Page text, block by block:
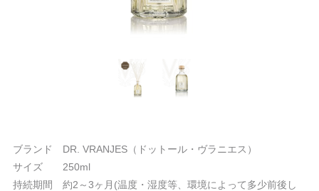
ブランド DR. VRANJES（ドットール・ヴラニエス）
サイズ 250ml
持続期間 約2～3ヶ月(温度・湿度等、環境によって多少前後し